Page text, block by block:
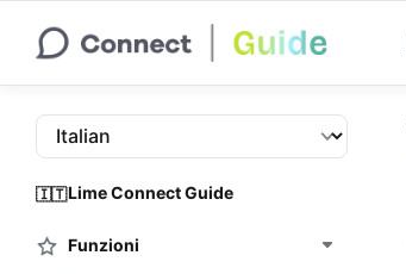
🇮🇹Lime Connect Guide
Funzioni